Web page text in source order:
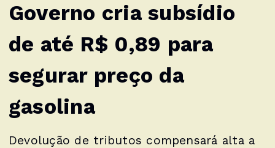
Governo cria subsídio
de até R$ 0,89 para
segurar preço da
gasolina
Devolução de tributos compensará alta a